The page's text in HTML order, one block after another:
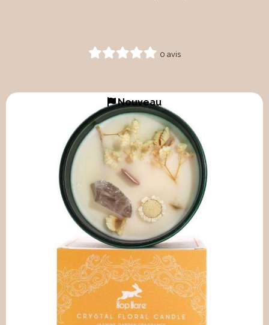
0 avis
Nouveau